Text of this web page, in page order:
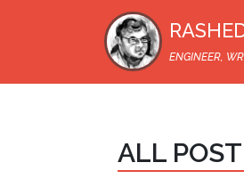
ENGINEER,
ALL